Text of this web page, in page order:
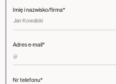
Imię i nazwisko/firma*
Adres e-mail*
Nr telefonu*